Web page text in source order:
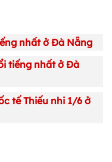
nhất ở Đà Nẵng
tiếng nhất ở Đà
tế Thiếu nhi 1/6 ở